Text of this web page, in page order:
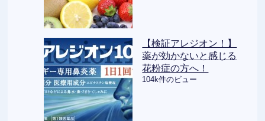
【検証アレジオン！】
薬が効かないと感じる
花粉症の方へ！
104k件のビュー